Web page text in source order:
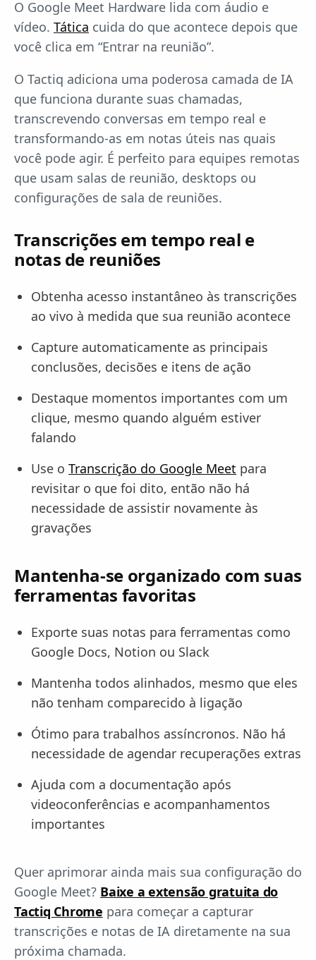
O Google Meet Hardware lida com áudio e
vídeo. Tática cuida do que acontece depois que
você clica em “Entrar na reunião”.
O Tactiq adiciona uma poderosa camada de IA
que funciona durante suas chamadas,
transcrevendo conversas em tempo real e
transformando-as em notas úteis nas quais
você pode agir. É perfeito para equipes remotas
que usam salas de reunião, desktops ou
configurações de sala de reuniões.
Transcrições em tempo real e
notas de reuniões
Obtenha acesso instantâneo às transcrições
ao vivo à medida que sua reunião acontece
Capture automaticamente as principais
conclusões, decisões e itens de ação
Destaque momentos importantes com um
clique, mesmo quando alguém estiver
falando
Use o Transcrição do Google Meet para
revisitar o que foi dito, então não há
necessidade de assistir novamente às
gravações
Mantenha-se organizado com suas
ferramentas favoritas
Exporte suas notas para ferramentas como
Google Docs, Notion ou Slack
Mantenha todos alinhados, mesmo que eles
não tenham comparecido à ligação
Ótimo para trabalhos assíncronos. Não há
necessidade de agendar recuperações extras
Ajuda com a documentação após
videoconferências e acompanhamentos
importantes
Quer aprimorar ainda mais sua configuração do
Google Meet? Baixe a extensão gratuita do
Tactiq Chrome para começar a capturar
transcrições e notas de IA diretamente na sua
próxima chamada.